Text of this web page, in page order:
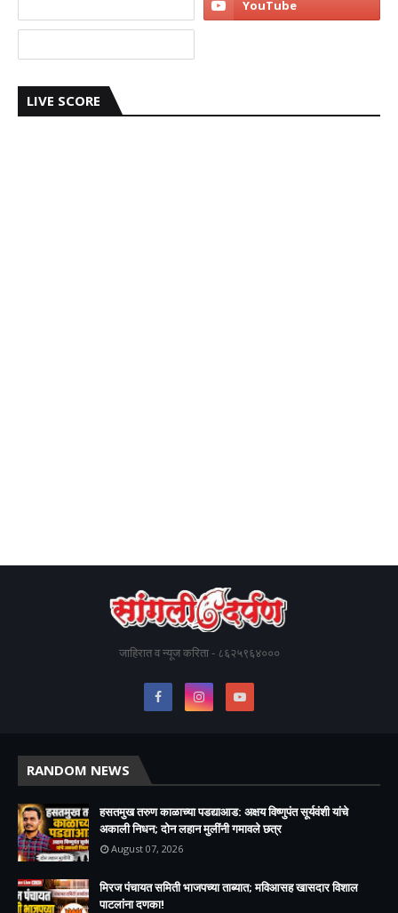
LIVE SCORE
जाहिरात व न्यूज करिता - ८६२५९६४०००
RANDOM NEWS
हसतमुख तरुण काळाच्या पडद्याआड: अक्षय विष्णुपंत सूर्यवंशी यांचे
अकाली निधन; दोन लहान मुलींनी गमावले छत्र
August 07, 2026
मिरज पंचायत समिती भाजपच्या ताब्यात; मविआसह खासदार विशाल
पाटलांना दणका!